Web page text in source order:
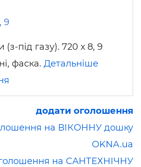
9
під газу). 720 х 8, 9
фаска. Детальніше
додати оголошення
на ВІКОННУ дошку
OKNA.ua
на САНТЕХНІЧНУ